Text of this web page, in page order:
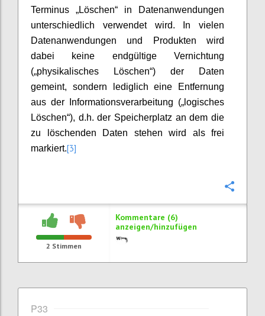
Terminus „Löschen“ in Datenanwendungen
unterschiedlich verwendet wird. In vielen
Datenanwendungen und Produkten wird
dabei keine endgültige Vernichtung
(„physikalisches Löschen“) der Daten
gemeint, sondern lediglich eine Entfernung
aus der Informationsverarbeitung („logisches
Löschen“), d.h. der Speicherplatz an dem die
zu löschenden Daten stehen wird als frei
markiert.[3]
2 Stimmen
Kommentare (6)
anzeigen/hinzufügen
P33